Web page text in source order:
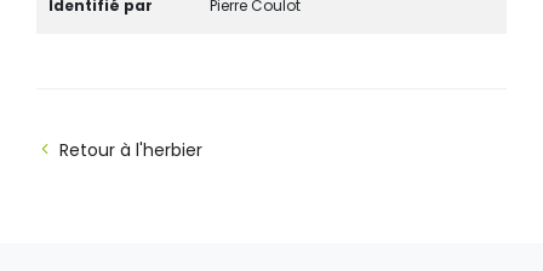
Identifié par Pierre Coulot
Retour à l'herbier